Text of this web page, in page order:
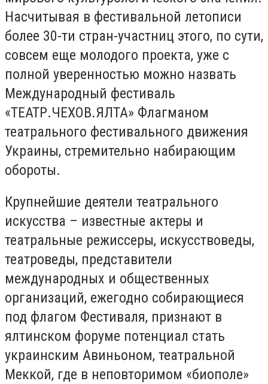
Насчитывая в фестивальной летописи
более 30-ти стран-участниц этого, по сути,
совсем еще молодого проекта, уже с
полной уверенностью можно назвать
Международный фестиваль
«ТЕАТР.ЧЕХОВ.ЯЛТА» Флагманом
театрального фестивального движения
Украины, стремительно набирающим
обороты.
Крупнейшие деятели театрального
искусства – известные актеры и
театральные режиссеры, искусствоведы,
театроведы, представители
международных и общественных
организаций, ежегодно собирающиеся
под флагом Фестиваля, признают в
ялтинском форуме потенциал стать
украинским Авиньоном, театральной
Меккой, где в неповторимом «биополе»